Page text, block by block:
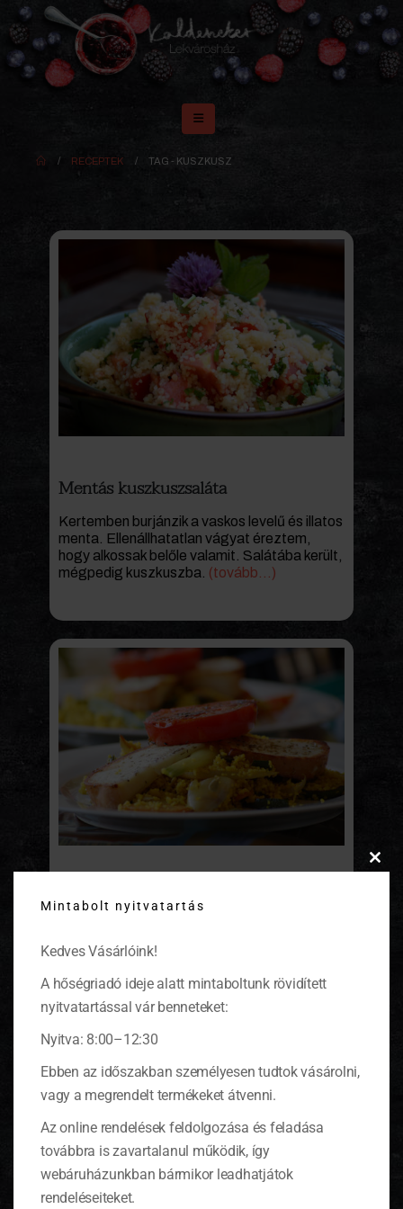
RECEPTEK TAG - KUSZKUSZ
Mentás kuszkuszsaláta
Kertemben burjánzik a vaskos levelű és illatos
menta. Ellenállhatatlan vágyat éreztem,
hogy alkossak belőle valamit. Salátába került,
mégpedig kuszkuszba. (tovább…)
Faszénen sütött kecskesajt zöldséges
kuszkusszal
Ennek az ételnek már a színe is feldobja a
vidámak!(tovább…)
Mintabolt nyitvatartás
Kedves Vásárlóink!
A hőségriadó ideje alatt mintaboltunk rövidített
nyitvatartással vár benneteket:
Nyitva: 8:00–12:30
Ebben az időszakban személyesen tudtok vásárolni,
vagy a megrendelt termékeket átvenni.
Az online rendelések feldolgozása és feladása
továbbra is zavartalanul működik, így
webáruházunkban bármikor leadhatjátok
rendeléseiteket.